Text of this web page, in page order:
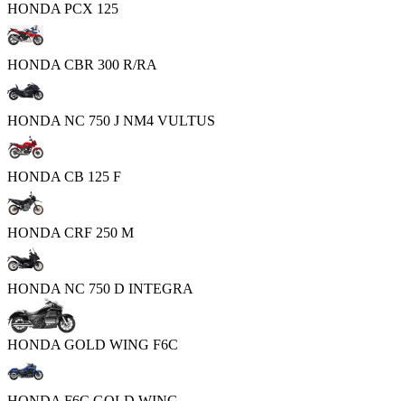
HONDA PCX 125
HONDA CBR 300 R/RA
HONDA NC 750 J NM4 VULTUS
HONDA CB 125 F
HONDA CRF 250 M
HONDA NC 750 D INTEGRA
HONDA GOLD WING F6C